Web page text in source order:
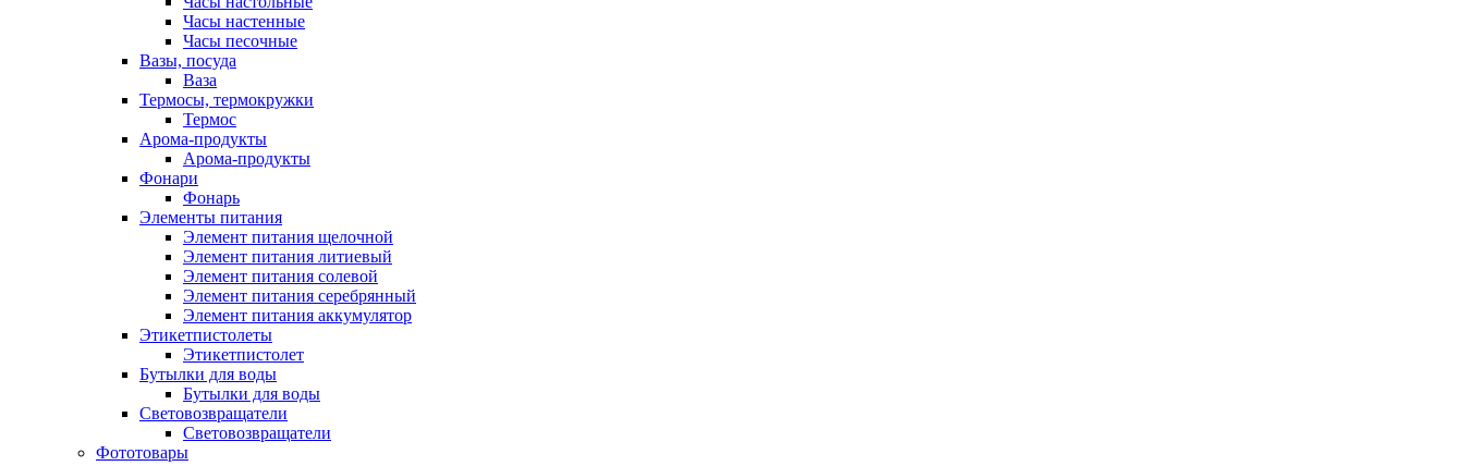
Часы настенные
Часы песочные
Вазы, посуда
Ваза
Термосы, термокружки
Термос
Арома-продукты
Арома-продукты
Фонари
Фонарь
Элементы питания
Элемент питания щелочной
Элемент питания литиевый
Элемент питания солевой
Элемент питания серебрянный
Элемент питания аккумулятор
Этикетпистолеты
Этикетпистолет
Бутылки для воды
Бутылки для воды
Световозвращатели
Световозвращатели
Фототовары